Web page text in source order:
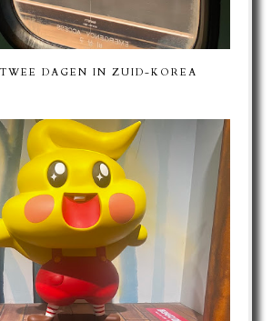
DAGEN IN ZUID-KOREA